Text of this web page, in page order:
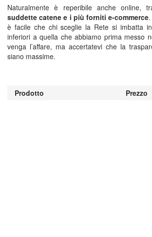
Naturalmente è reperibile anche online,
suddette catene e i più forniti e-commerce
è facile che chi sceglie la Rete si imbatta
inferiori a quella che abbiamo prima messo
venga l’affare, ma accertatevi che la
siano massime.
Prodotto Prezzo